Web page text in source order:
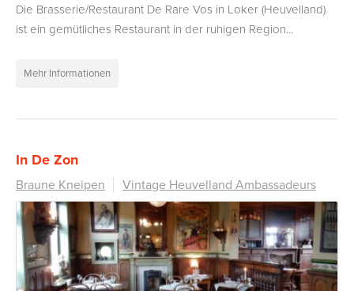
Die Brasserie/Restaurant De Rare Vos in Loker (Heuvelland)
ist ein gemütliches Restaurant in der ruhigen Region...
Mehr Informationen
In De Zon
Braune Kneipen Vintage Heuvelland Ambassadeurs